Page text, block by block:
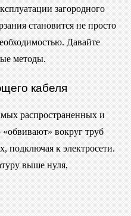
загородного
становится не просто
Давайте
методы.
кабеля
распространенных и
вокруг труб
подключая к электросети.
выше нуля,